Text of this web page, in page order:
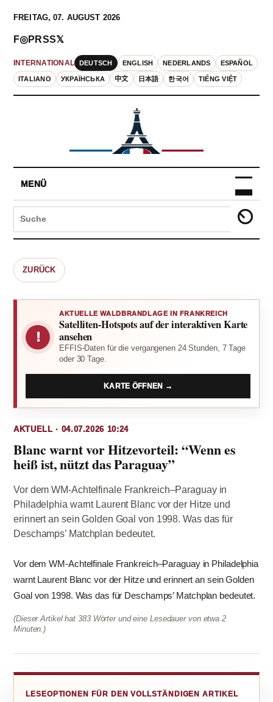
FREITAG, 07. AUGUST 2026
INTERNATIONAL DEUTSCH ENGLISH NEDERLANDS ESPAÑOL
ITALIANO УКРАЇНСЬКА 中文 日本語 한국어 TIẾNG VIỆT
F◎PRSS𝕏
MENÜ
ZURÜCK
!
AKTUELLE WALDBRANDLAGE IN FRANKREICH
Satelliten-Hotspots auf der interaktiven Karte
ansehen
EFFIS-Daten für die vergangenen 24 Stunden, 7 Tage
oder 30 Tage.
KARTE ÖFFNEN →
AKTUELL · 04.07.2026 10:24
Blanc warnt vor Hitzevorteil: “Wenn es
heiß ist, nützt das Paraguay”
Vor dem WM-Achtelfinale Frankreich–Paraguay in
Philadelphia warnt Laurent Blanc vor der Hitze und
erinnert an sein Golden Goal von 1998. Was das für
Deschamps’ Matchplan bedeutet.
Vor dem WM-Achtelfinale Frankreich–Paraguay in Philadelphia
warnt Laurent Blanc vor der Hitze und erinnert an sein Golden
Goal von 1998. Was das für Deschamps’ Matchplan bedeutet.
(Dieser Artikel hat 383 Wörter und eine Lesedauer von etwa 2
Minuten.)
LESEOPTIONEN FÜR DEN VOLLSTÄNDIGEN ARTIKEL